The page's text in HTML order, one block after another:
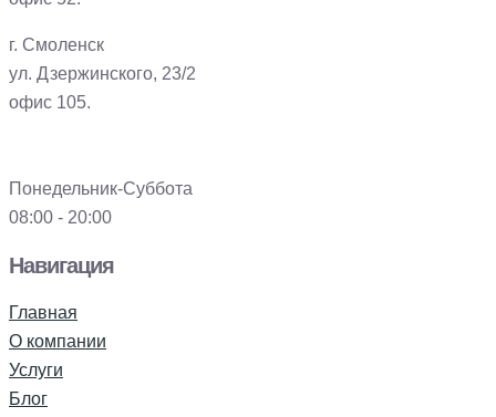
г. Смоленск
ул. Дзержинского, 23/2
офис 105.
Понедельник-Суббота
08:00 - 20:00
Навигация
Главная
О компании
Услуги
Блог